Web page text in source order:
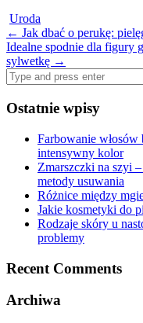
Uroda
Post
navigation
← Jak dbać o perukę:
Idealne spodnie dla figury
sylwetkę →
Search
for:
Ostatnie wpisy
Farbowanie włosów
intensywny kolor
Zmarszczki na szyi
metody usuwania
Różnice między
Jakie kosmetyki do
Rodzaje skóry u
problemy
Recent Comments
Archiwa